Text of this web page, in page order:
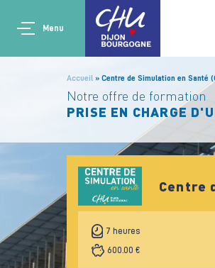
Aller au contenu principal
Main navigation
Menu
Accueil Centre de Simulation en Santé
Notre offre de formation
PRISE EN CHARGE
Centre
7 heures
600.00 €
Panneau de gestion des cookies